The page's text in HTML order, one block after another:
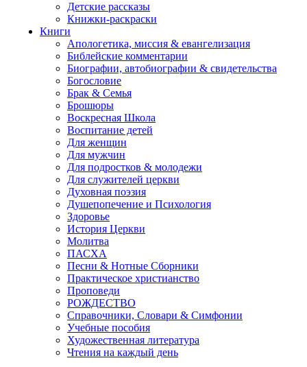
Детские рассказы
Книжки-раскраски
Книги
Апологетика, миссия & евангелизация
Библейские комментарии
Биографии, автобиографии & свидетельства
Богословие
Брак & Семья
Брошюры
Воскресная Школа
Воспитание детей
Для женщин
Для мужчин
Для подростков & молодежи
Для служителей церкви
Духовная поэзия
Душепопечение и Психология
Здоровье
История Церкви
Молитва
ПАСХА
Песни & Нотные Сборники
Практическое христианство
Проповеди
РОЖДЕСТВО
Справочники, Словари & Симфонии
Учебные пособия
Художественная литература
Чтения на каждый день